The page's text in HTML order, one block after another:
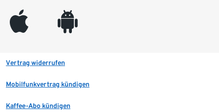
appleinc android
Vertrag widerrufen
Mobilfunkvertrag kündigen
Kaffee-Abo kündigen